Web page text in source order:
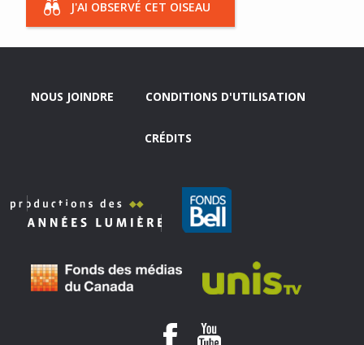
J'AI OBSERVÉ CET OISEAU
NOUS JOINDRE CONDITIONS D'UTILISATION
CRÉDITS